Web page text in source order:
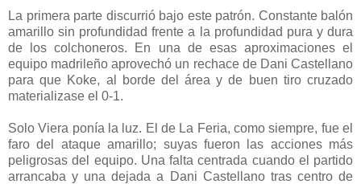
La primera parte discurrió bajo este patrón. Constante balón
amarillo sin profundidad frente a la profundidad pura y dura
de los colchoneros. En una de esas aproximaciones el
equipo madrileño aprovechó un rechace de Dani Castellano
para que Koke, al borde del área y de buen tiro cruzado
materializase el 0-1.
Solo Viera ponía la luz. El de La Feria, como siempre, fue el
faro del ataque amarillo; suyas fueron las acciones más
peligrosas del equipo. Una falta centrada cuando el partido
arrancaba y una dejada a Dani Castellano tras centro de